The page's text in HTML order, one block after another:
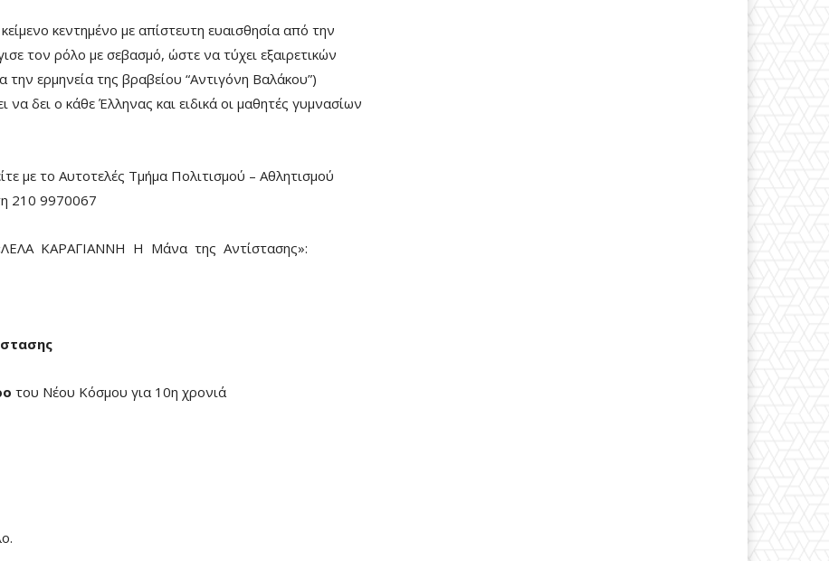
κεντημένο με απίστευτη ευαισθησία από την
τον ρόλο με σεβασμό, ώστε να τύχει εξαιρετικών
την ερμηνεία της βραβείου “Αντιγόνη Βαλάκου”)
δει ο κάθε Έλληνας και ειδικά οι μαθητές γυμνασίων
με το Αυτοτελές Τμήμα Πολιτισμού – Αθλητισμού
210 9970067
«ΛΕΛΑ ΚΑΡΑΓΙΑΝΝΗ Η Μάνα της Αντίστασης»:
του Νέου Κόσμου για 10η χρονιά